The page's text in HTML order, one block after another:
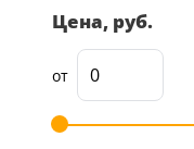
Цена, руб.
от
Массив Ольхи
Массив сосны